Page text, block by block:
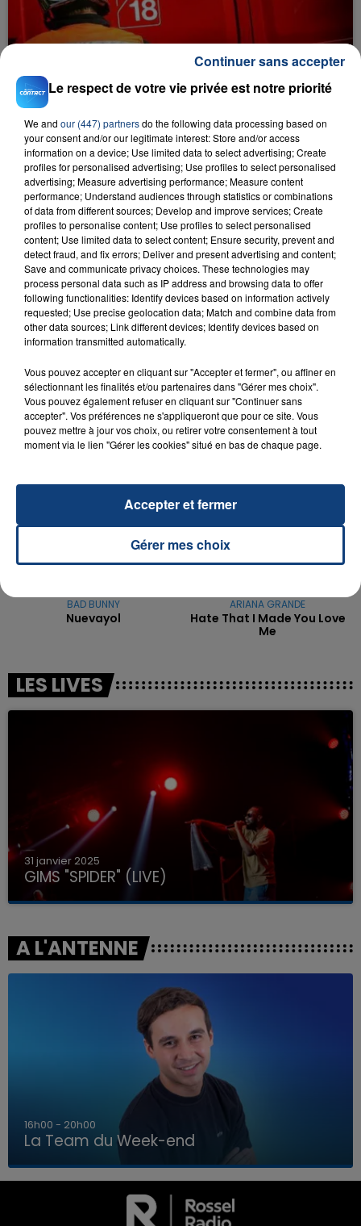
LA TEAM DU WEEK-END
23 juillet 2026
INCENDIE MORTEL À LENS : UNE FEMME ET
SON BÉBÉ ENTRE LA VIE ET LA...
Un homme s'est immolé par le feu après avoir
aspergé sa compagne et leur bébé de trois mois
d'un liquide inflammable.
20 juillet 2026
UNE ADOLESCENTE DEVANT SE FAIRE
OPÉRER DE LA CHEVILLE RESSORT DE LA...
La famille a porté plainte contre la clinique qui a
excuses.
TITRES DIFFUSÉS
14h54
14h54
BAD BUNNY
Nuevayol
14h51
14h51
ARIANA GRANDE
Hate That I Made You Love
Me
LES LIVES
31 janvier 2025
GIMS "SPIDER" (LIVE)
A L'ANTENNE
7h00 - 12h00
La Team du Week-end
Le respect de votre vie privée est notre priorité
We and our (447) partnersdo the following data processing based on
your consent and/or our legitimate interest: Store and/or access
information on a device; Use limited data to select advertising; Create
profiles for personalised advertising; Use profiles to select personalised
advertising; Measure advertising performance; Measure content
performance; Understand audiences through statistics or combinations
of data from different sources; Develop and improve services; Create
profiles to personalise content; Use profiles to select personalised
content; Use limited data to select content; Ensure security, prevent and
detect fraud, and fix errors; Deliver and present advertising and content;
Save and communicate privacy choices. These technologies may
process personal data such as IP address and browsing data to offer
following functionalities: Identify devices based on information actively
requested; Use precise geolocation data; Match and combine data from
other data sources; Link different devices; Identify devices based on
information transmitted automatically.
Vous pouvez accepter en cliquant sur "Accepter et fermer", ou affiner en
sélectionnant les finalités et/ou partenaires dans "Gérer mes choix".
Vous pouvez également refuser en cliquant sur "Continuer sans
accepter". Vos préférences ne s'appliqueront que pour ce site. Vous
pouvez mettre à jour vos choix, ou retirer votre consentement à tout
moment via le lien "Gérer les cookies" situé en bas de chaque page.
Gérer mes choix
Accepter et fermer
Continuer sans accepter